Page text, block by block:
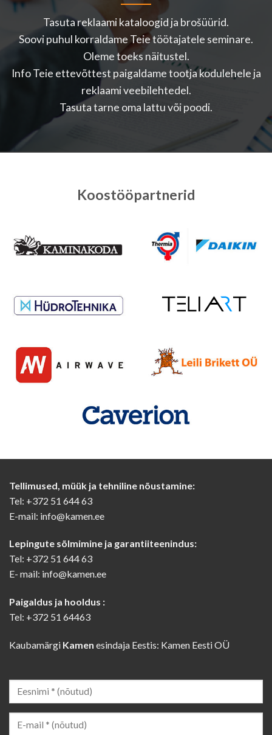
Tasuta reklaami kataloogid ja brošüürid.
Soovi puhul korraldame Teie töötajatele seminare.
Oleme toeks näitustel.
Info Teie ettevõttest paigaldame tootja kodulehele ja
reklaami veebilehtedel.
Tasuta tarne oma lattu või poodi.
Koostööpartnerid
Tellimused, müük ja tehniline nõustamine:
Tel: +372 51 644 63
E-mail: info@kamen.ee
Lepingute sõlmimine ja garantiiteenindus:
Tel: +372 51 644 63
E- mail: info@kamen.ee
Paigaldus ja hooldus :
Tel: +372 51 64463
Kaubamärgi Kamen esindaja Eestis: Kamen Eesti OÜ